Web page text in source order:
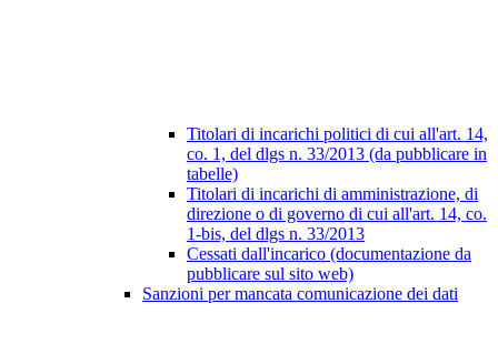
Titolari di incarichi politici di cui all'art. 14,
co. 1, del dlgs n. 33/2013 (da pubblicare in
tabelle)
Titolari di incarichi di amministrazione, di
direzione o di governo di cui all'art. 14, co.
1-bis, del dlgs n. 33/2013
Cessati dall'incarico (documentazione da
pubblicare sul sito web)
Sanzioni per mancata comunicazione dei dati